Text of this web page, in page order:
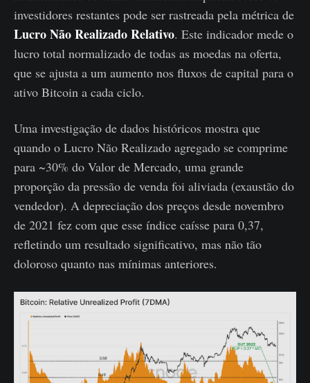
investidores restantes pode ser rastreada pela métrica de
Lucro Não Realizado Relativo. Este indicador mede o
lucro total normalizado de todas as moedas na oferta,
que se ajusta a um aumento nos fluxos de capital para o
ativo Bitcoin a cada ciclo.
Uma investigação de dados históricos mostra que
quando o Lucro Não Realizado agregado se comprime
para ~30% do Valor de Mercado, uma grande
proporção da pressão de venda foi aliviada (exaustão do
vendedor). A depreciação dos preços desde novembro
de 2021 fez com que esse índice caísse para 0,37,
refletindo um resultado significativo, mas não tão
doloroso quanto nas mínimas anteriores.